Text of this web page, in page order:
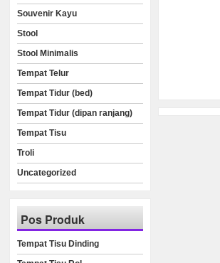
Souvenir Kayu
Stool
Stool Minimalis
Tempat Telur
Tempat Tidur (bed)
Tempat Tidur (dipan ranjang)
Tempat Tisu
Troli
Uncategorized
Pos Produk
Tempat Tisu Dinding